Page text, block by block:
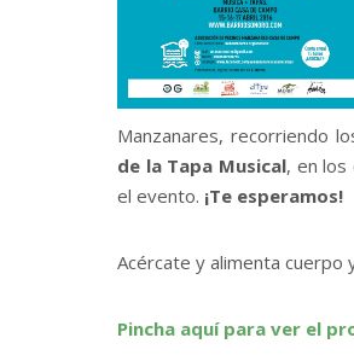
Manzanares, recorriendo
de la Tapa Musical, en los
el evento. ¡Te esperamos!
Acércate y alimenta cuerpo
Pincha aquí para ver el